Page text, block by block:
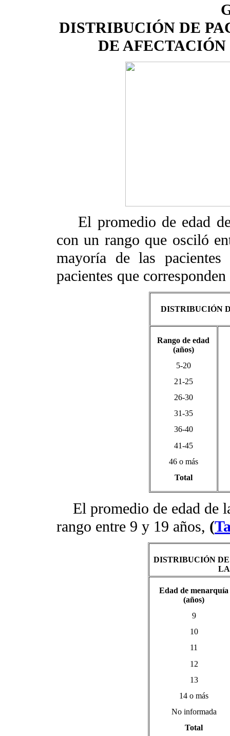
DISTRIBUCIÓN DE
DE
El promedio de edad
con un rango que osciló
mayoría de las
pacientes que
DISTRIBUCIÓN
Rango de edad
(años)
5-20
21-25
26-30
31-35
36-40
41-45
46 o más
Total
El promedio de edad de
rango entre 9 y 19 años, (
DISTRIBUCIÓN
Edad de menarquía
(años)
9
10
11
12
13
14 o más
No informada
Total